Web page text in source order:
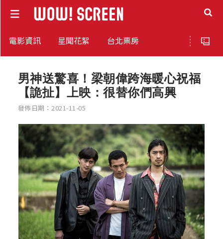
電影資訊 星聞花絮 台北票房
男神送驚喜！梁朝偉跨海暖心祝福
【詭扯】上映：很替你們高興
發佈日期：2021-11-05